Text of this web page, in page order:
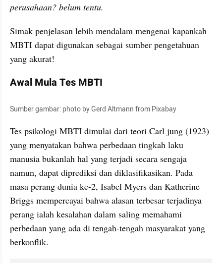
perusahaan? belum tentu.
Simak penjelasan lebih mendalam mengenai kapankah
MBTI dapat digunakan sebagai sumber pengetahuan
yang akurat!
Awal Mula Tes MBTI
Sumber gambar: photo by Gerd Altmann from Pixabay
Tes psikologi MBTI dimulai dari teori Carl jung (1923)
yang menyatakan bahwa perbedaan tingkah laku
manusia bukanlah hal yang terjadi secara sengaja
namun, dapat diprediksi dan diklasifikasikan. Pada
masa perang dunia ke-2, Isabel Myers dan Katherine
Briggs mempercayai bahwa alasan terbesar terjadinya
perang ialah kesalahan dalam saling memahami
perbedaan yang ada di tengah-tengah masyarakat yang
berkonflik.